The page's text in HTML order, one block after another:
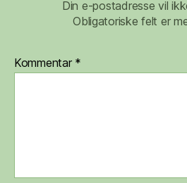
Din e-postadresse vil
Obligatoriske felt er
Kommentar *